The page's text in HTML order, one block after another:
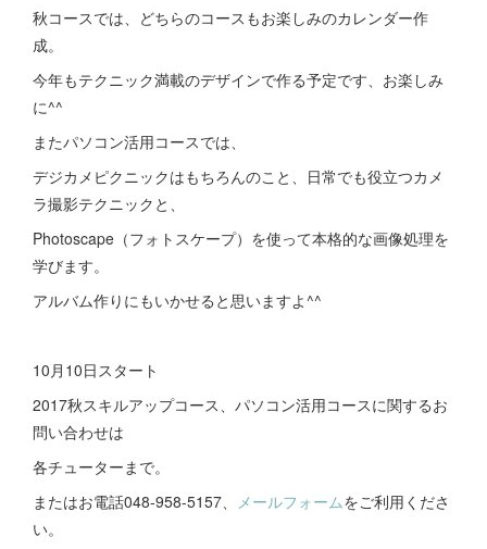
秋コースでは、どちらのコースもお楽しみのカレンダー作
成。
今年もテクニック満載のデザインで作る予定です、お楽しみ
に^^
またパソコン活用コースでは、
デジカメピクニックはもちろんのこと、日常でも役立つカメ
ラ撮影テクニックと、
Photoscape（フォトスケープ）を使って本格的な画像処理を
学びます。
アルバム作りにもいかせると思いますよ^^
10月10日スタート
2017秋スキルアップコース、パソコン活用コースに関するお
問い合わせは
各チューターまで。
またはお電話048-958-5157、 メールフォームをご利用くださ
い。